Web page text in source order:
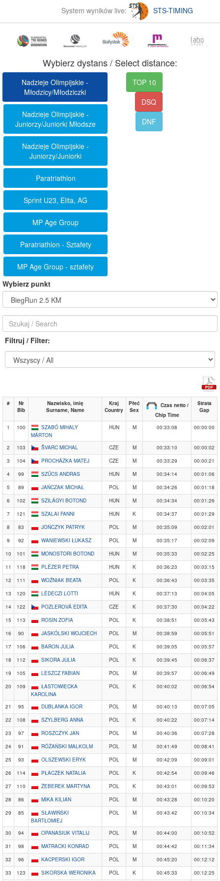
System wyników live: STS-TIMING
Wybierz dystans / Select distance:
Nadzieje Olimpijskie -
Młodzicy/Młodziczki
Nadzieje Olimpijskie -
Juniorzy/Juniorki Młodsze
Nadzieje Olimpijskie -
Juniorzy/Juniorki
Paratriathlon
Sprint U23, Elita, AG
MP Age Group
Paratriathlon - Sztafety
MP Age Group - sztafety
TOP 10
DSQ
DNF
Wybierz punkt
Filtruj / Filter:
#
Nr
Bib
Nazwisko, imię
Surname, Name
Kraj
Country
Płeć
Sex
Czas netto /
Chip Time
Strata
Gap
1 100
SZABÓ MIHALY
MÁRTON
HUN M 00:33:08 00:00:00
2 103 ŠVARC MICHAL CZE M 00:33:10
00:00:02
3
104 PROCHÁZKA MATEJ CZE M 00:33:29
00:00:21
4
99 SZŰCS ANDRAS HUN M 00:34:14
00:01:06
5
89 JAŃCZAK MICHAŁ POL M 00:34:26
00:01:18
6
102 SZILÁGYI BOTOND HUN M 00:34:34
00:01:26
7
121 SZALAI FANNI HUN K 00:34:37
00:01:29
8
83 JOŃCZYK PATRYK POL M 00:35:09
00:02:01
9
92 WANIEWSKI ŁUKASZ POL M 00:35:17
00:02:09
10
101 MONOSTORI BOTOND HUN M 00:35:33
00:02:25
11
118 PLÉZER PETRA HUN K 00:36:23
00:03:15
12
111 WOŹNIAK BEATA POL K 00:36:43
00:03:35
13
120 LÉDECZI LOTTI HUN K 00:37:13
00:04:05
14
122 POZLEROVÁ EDITA CZE K 00:37:30
00:04:22
15
113 ROSIN ZOFIA POL K 00:38:51
00:05:43
16
90 JASKÓLSKI WOJCIECH POL M 00:38:59
00:05:51
17
106 BARON JULIA POL K 00:39:05
00:05:57
18
112 SIKORA JULIA POL K 00:39:45
00:06:37
19
105 LESZCZ FABIAN POL M 00:39:57
00:06:49
20
109
ŁASTOWIECKA
KAROLINA
POL K 00:40:02 00:06:54
21 95 DUBLANKA IGOR POL M 00:40:13
00:07:05
22
108 SZYLBERG ANNA POL K 00:40:22
00:07:14
23
97 ROSZCZYK JAN POL M 00:40:36
00:07:28
24
91 RÓŻAŃSKI MALKOLM POL M 00:41:49
00:08:41
25
93 OLSZEWSKI ERYK POL M 00:42:09
00:09:01
26
114 PŁACZEK NATALIA POL K 00:42:54
00:09:46
27
110 ŻEBEREK MARTYNA POL K 00:43:01
00:09:53
28
86 MIKA KILIAN POL M 00:43:28
00:10:20
29
85
SŁAWIŃSKI
BARTŁOMIEJ
POL M 00:43:42 00:10:34
30 94 OPANASIUK VITALIJ POL M 00:44:00
00:10:52
31
98 MATRACKI KONRAD POL M 00:44:42
00:11:34
32
96 KACPERSKI IGOR POL M 00:45:20
00:12:12
33
123 SIKORSKA WERONIKA POL K 00:45:33 00:12:25